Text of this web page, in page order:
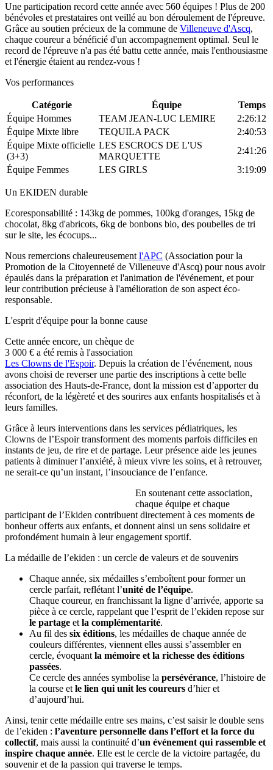
Une participation record cette année avec 560 équipes ! Plus de 200
bénévoles et prestataires ont veillé au bon déroulement de l'épreuve.
Grâce au soutien précieux de la commune de Villeneuve d'Ascq,
chaque coureur a bénéficié d'un accompagnement optimal. Seul le
record de l'épreuve n'a pas été battu cette année, mais l'enthousiasme
et l'énergie étaient au rendez-vous !
Vos performances
Catégorie Équipe
Temps
Équipe Hommes
TEAM JEAN-LUC LEMIRE
2:26:12
Équipe Mixte libre
TEQUILA PACK
2:40:53
Équipe Mixte officielle
(3+3)
LES ESCROCS DE L'US
MARQUETTE
2:41:26
Équipe Femmes
LES GIRLS 3:19:09
Un EKIDEN durable
Ecoresponsabilité : 143kg de pommes, 100kg d'oranges, 15kg de
chocolat, 8kg d'abricots, 6kg de bonbons bio, des poubelles de tri
sur le site, les écocups...
Nous remercions chaleureusement l'APC (Association pour la
Promotion de la Citoyenneté de Villeneuve d'Ascq) pour nous avoir
épaulés dans la préparation et l'animation de l'événement, et pour
leur contribution précieuse à l'amélioration de son aspect éco-
responsable.
L'esprit d'équipe pour la bonne cause
Cette année encore, un chèque de
3 000 € a été remis à l'association
Les Clowns de l'Espoir. Depuis la création de l’événement, nous
avons choisi de reverser une partie des inscriptions à cette belle
association des Hauts-de-France, dont la mission est d’apporter du
réconfort, de la légèreté et des sourires aux enfants hospitalisés et à
leurs familles.
Grâce à leurs interventions dans les services pédiatriques, les
Clowns de l’Espoir transforment des moments parfois difficiles en
instants de jeu, de rire et de partage. Leur présence aide les jeunes
patients à diminuer l’anxiété, à mieux vivre les soins, et à retrouver,
ne serait-ce qu’un instant, l’insouciance de l’enfance.
En soutenant cette association,
chaque équipe et chaque
participant de l’Ekiden contribuent directement à ces moments de
bonheur offerts aux enfants, et donnent ainsi un sens solidaire et
profondément humain à leur engagement sportif.
La médaille de l’ekiden : un cercle de valeurs et de souvenirs
Chaque année, six médailles s’emboîtent pour former un
cercle parfait, reflétant l’unité de l’équipe.
Chaque coureur, en franchissant la ligne d’arrivée, apporte sa
pièce à ce cercle, rappelant que l’esprit de l’ekiden repose sur
le partage et la complémentarité.
Au fil des six éditions, les médailles de chaque année de
couleurs différentes, viennent elles aussi s’assembler en
cercle, évoquant la mémoire et la richesse des éditions
passées.
Ce cercle des années symbolise la persévérance, l’histoire de
la course et le lien qui unit les coureurs d’hier et
d’aujourd’hui.
Ainsi, tenir cette médaille entre ses mains, c’est saisir le double sens
de l’ekiden : l’aventure personnelle dans l’effort et la force du
collectif, mais aussi la continuité d’un événement qui rassemble et
inspire chaque année. Elle est le cercle de la victoire partagée, du
souvenir et de la passion qui traverse le temps.